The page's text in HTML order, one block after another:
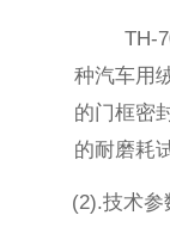
TH-
种汽车用
的门框密
的耐磨耗
(2).技术参